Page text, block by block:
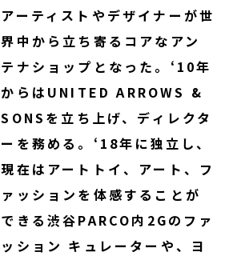
アーティストやデザイナーが世
界中から立ち寄るコアなアン
テナショップとなった。‘10年
からはUNITED ARROWS &
SONSを立ち上げ、ディレクタ
ーを務める。‘18年に独立し、
現在はアートトイ、アート、フ
ァッションを体感することが
できる渋谷PARCO内2Gのファ
ッション キュレーターや、ヨ